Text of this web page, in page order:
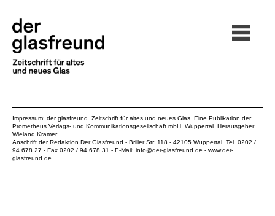
Impressum: der glasfreund. Zeitschrift für altes und neues Glas. Eine Publikation der
Prometheus Verlags- und Kommunikationsgesellschaft mbH , Wuppertal. Herausgeber:
Wieland Kramer.
Anschrift der Redaktion Der Glasfreund - Briller Str. 118 - 42105 Wuppertal. Tel. 0202 /
94 678 27 - Fax 0202 / 94 678 31 - E-Mail: info@der-glasfreund.de - www.der-
glasfreund.de